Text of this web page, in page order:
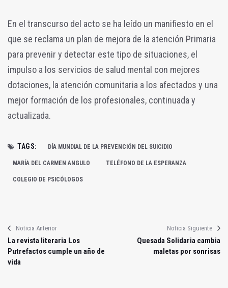
En el transcurso del acto se ha leído un manifiesto en el
que se reclama un plan de mejora de la atención Primaria
para prevenir y detectar este tipo de situaciones, el
impulso a los servicios de salud mental con mejores
dotaciones, la atención comunitaria a los afectados y una
mejor formación de los profesionales, continuada y
actualizada.
TAGS: DÍA MUNDIAL DE LA PREVENCIÓN DEL SUICIDIO
MARÍA DEL CARMEN ANGULO TELÉFONO DE LA ESPERANZA
COLEGIO DE PSICÓLOGOS
Noticia Anterior
La revista literaria Los
Putrefactos cumple un año de
vida
Noticia Siguiente
Quesada Solidaria cambia
maletas por sonrisas